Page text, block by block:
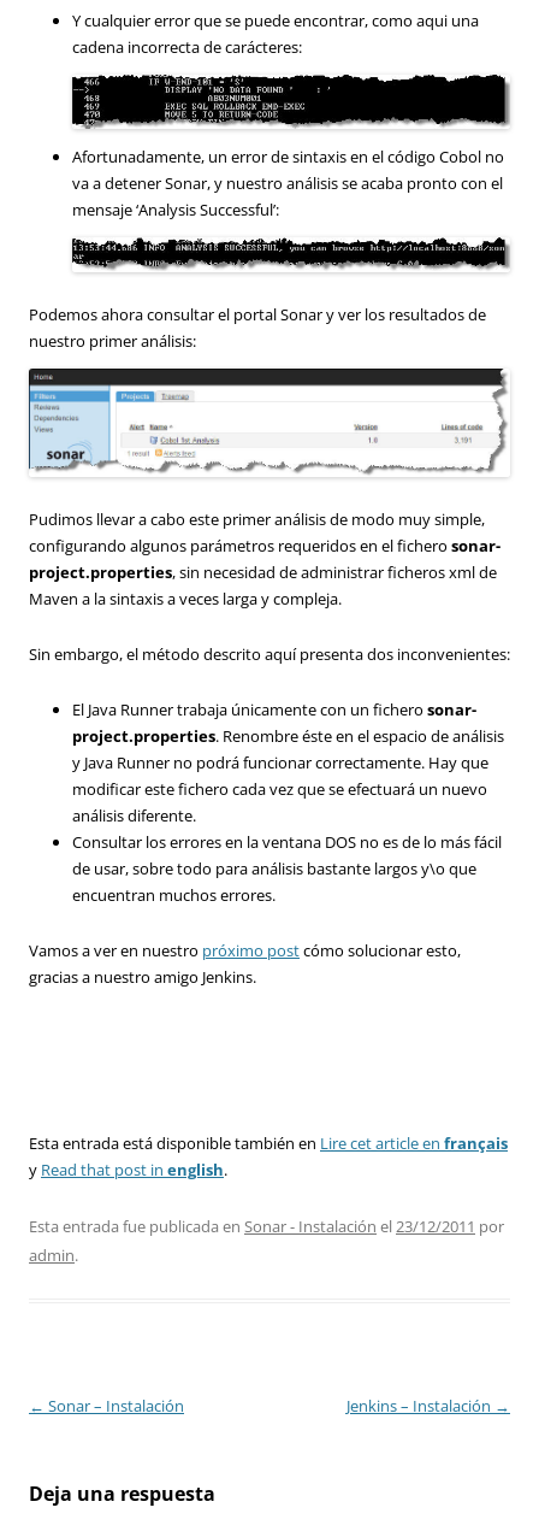
Y cualquier error que se puede encontrar, como aqui una
cadena incorrecta de carácteres:
Afortunadamente, un error de sintaxis en el código Cobol no
va a detener Sonar, y nuestro análisis se acaba pronto con el
mensaje ‘Analysis Successful’:
Podemos ahora consultar el portal Sonar y ver los resultados de
nuestro primer análisis:
Pudimos llevar a cabo este primer análisis de modo muy simple,
configurando algunos parámetros requeridos en el fichero sonar-
project.properties, sin necesidad de administrar ficheros xml de
Maven a la sintaxis a veces larga y compleja.
Sin embargo, el método descrito aquí presenta dos inconvenientes:
El Java Runner trabaja únicamente con un fichero sonar-
project.properties. Renombre éste en el espacio de análisis
y Java Runner no podrá funcionar correctamente. Hay que
modificar este fichero cada vez que se efectuará un nuevo
análisis diferente.
Consultar los errores en la ventana DOS no es de lo más fácil
de usar, sobre todo para análisis bastante largos y\o que
encuentran muchos errores.
Vamos a ver en nuestro próximo postcómo solucionar esto,
gracias a nuestro amigo Jenkins.
Esta entrada está disponible también en Lire cet article en français
y Read that post in english.
Esta entrada fue publicada en Sonar - Instalación el23/12/2011 por
admin.
Navegación
← Sonar – Instalación Jenkins – Instalación →
Deja una respuesta